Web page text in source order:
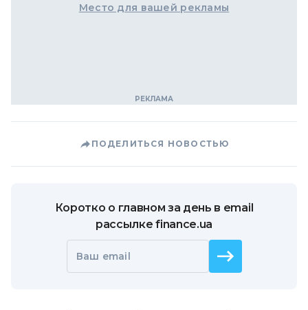
Место для вашей рекламы
ПОДЕЛИТЬСЯ НОВОСТЬЮ
Коротко о главном за день в email
рассылке finance.ua
Ваш email